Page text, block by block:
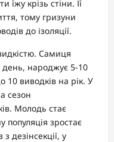
їжу крізь стіни. Її
тому гризуни
до ізоляції.
Самиця
день, народжує 5-10
виводків на рік. У
сезон
Молодь стає
зростає
дезінсекції, у